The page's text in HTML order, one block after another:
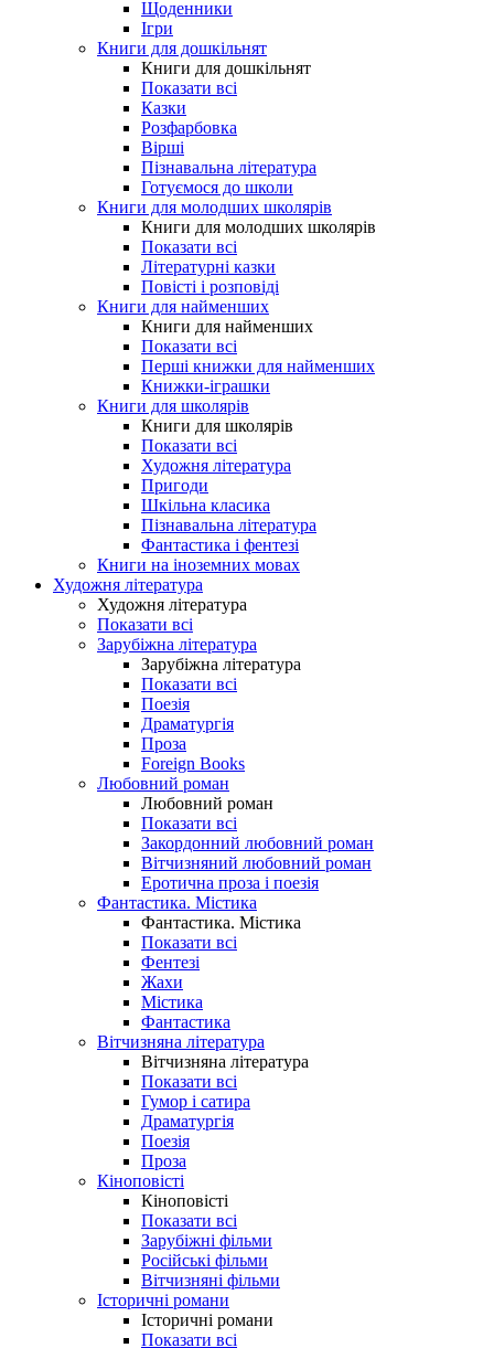
Щоденники
Ігри
Книги для дошкільнят
Книги для дошкільнят
Показати всі
Казки
Розфарбовка
Вірші
Пізнавальна література
Готуємося до школи
Книги для молодших школярів
Книги для молодших школярів
Показати всі
Літературні казки
Повісті і розповіді
Книги для найменших
Книги для найменших
Показати всі
Перші книжки для найменших
Книжки-іграшки
Книги для школярів
Книги для школярів
Показати всі
Художня література
Пригоди
Шкільна класика
Пізнавальна література
Фантастика і фентезі
Книги на іноземних мовах
Художня література
Художня література
Показати всі
Зарубіжна література
Зарубіжна література
Показати всі
Поезія
Драматургія
Проза
Foreign Books
Любовний роман
Любовний роман
Показати всі
Закордонний любовний роман
Вітчизняний любовний роман
Еротична проза і поезія
Фантастика. Містика
Фантастика. Містика
Показати всі
Фентезі
Жахи
Містика
Фантастика
Вітчизняна література
Вітчизняна література
Показати всі
Гумор і сатира
Драматургія
Поезія
Проза
Кіноповісті
Кіноповісті
Показати всі
Зарубіжні фільми
Російські фільми
Вітчизняні фільми
Історичні романи
Історичні романи
Показати всі